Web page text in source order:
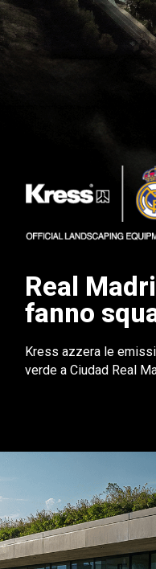
Real
fanno
Kress azzera le
verde a Ciudad Real